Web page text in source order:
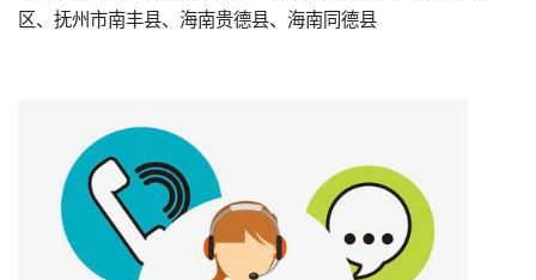
区、抚州市南丰县、海南贵德县、海南同德县